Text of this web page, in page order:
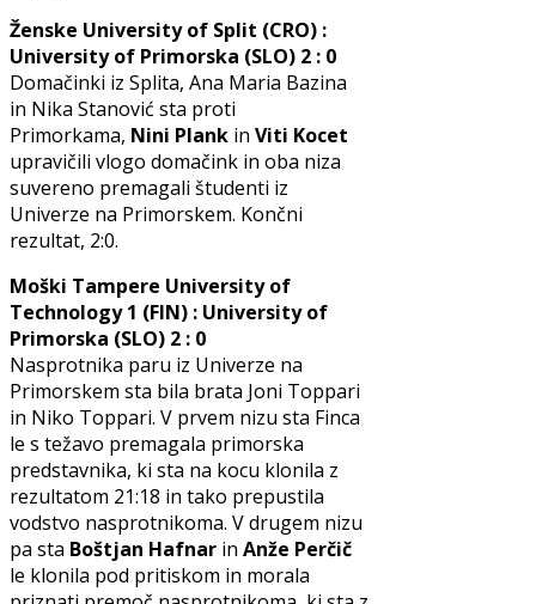
Ženske University of Split (CRO) :
University of Primorska (SLO) 2 : 0
Domačinki iz Splita, Ana Maria Bazina
in Nika Stanović sta proti
Primorkama, Nini Plank in Viti Kocet
upravičili vlogo domačink in oba niza
suvereno premagali študenti iz
Univerze na Primorskem. Končni
rezultat, 2:0.
Moški Tampere University of
Technology 1 (FIN) : University of
Primorska (SLO) 2 : 0
Nasprotnika paru iz Univerze na
Primorskem sta bila brata Joni Toppari
in Niko Toppari. V prvem nizu sta Finca
le s težavo premagala primorska
predstavnika, ki sta na kocu klonila z
rezultatom 21:18 in tako prepustila
vodstvo nasprotnikoma. V drugem nizu
pa sta Boštjan Hafnar in Anže Perčič
le klonila pod pritiskom in morala